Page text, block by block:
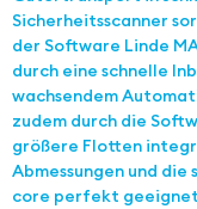
Sicherheitsscanner
der Software Linde
durch eine schnelle
wachsendem
zudem durch die
größere Flotten
Abmessungen und
core perfekt